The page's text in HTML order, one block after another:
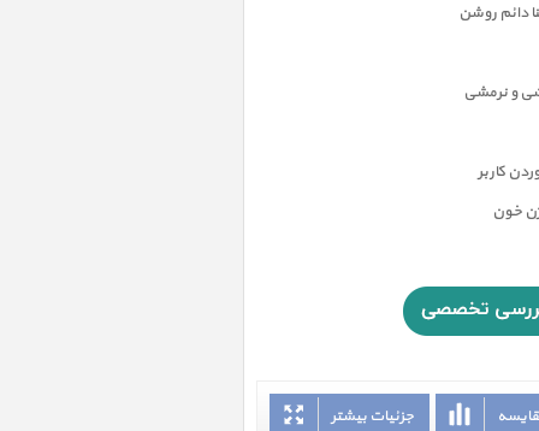
دائم روشن
و نرمشی
کاربر
خون
جزئیات بیشتر